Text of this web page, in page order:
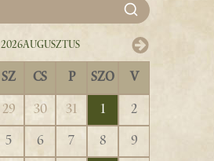
2026Augusztus
SZ CS P SZO V
29 30 31 1
2
5 6 7 8
9